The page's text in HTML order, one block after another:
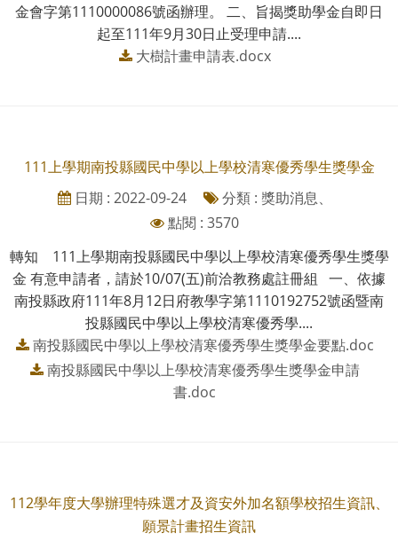
金會字第1110000086號函辦理。 二、旨揭獎助學金自即日
起至111年9月30日止受理申請....
大樹計畫申請表.docx
111上學期南投縣國民中學以上學校清寒優秀學生獎學金
日期 : 2022-09-24
分類 : 獎助消息、
點閱 : 3570
轉知 111上學期南投縣國民中學以上學校清寒優秀學生獎學
金 有意申請者，請於10/07(五)前洽教務處註冊組 一、依據
南投縣政府111年8月12日府教學字第1110192752號函暨南
投縣國民中學以上學校清寒優秀學....
南投縣國民中學以上學校清寒優秀學生獎學金要點.doc
南投縣國民中學以上學校清寒優秀學生獎學金申請
書.doc
112學年度大學辦理特殊選才及資安外加名額學校招生資訊、
願景計畫招生資訊